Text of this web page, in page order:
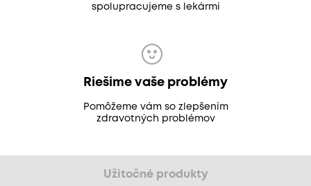
spolupracujeme s lekármi
Riešime vaše problémy
Pomôžeme vám so zlepšením
zdravotných problémov
Užitočné produkty